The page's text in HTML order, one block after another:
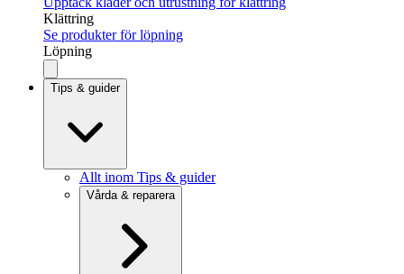
Klättring
Se produkter för löpning
Löpning
Tips & guider
Allt inom Tips & guider
Vårda & reparera